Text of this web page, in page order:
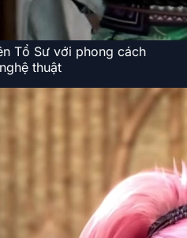
Tổ Sư với phong cách
thuật